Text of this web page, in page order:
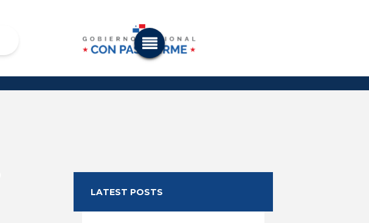
LATEST POSTS